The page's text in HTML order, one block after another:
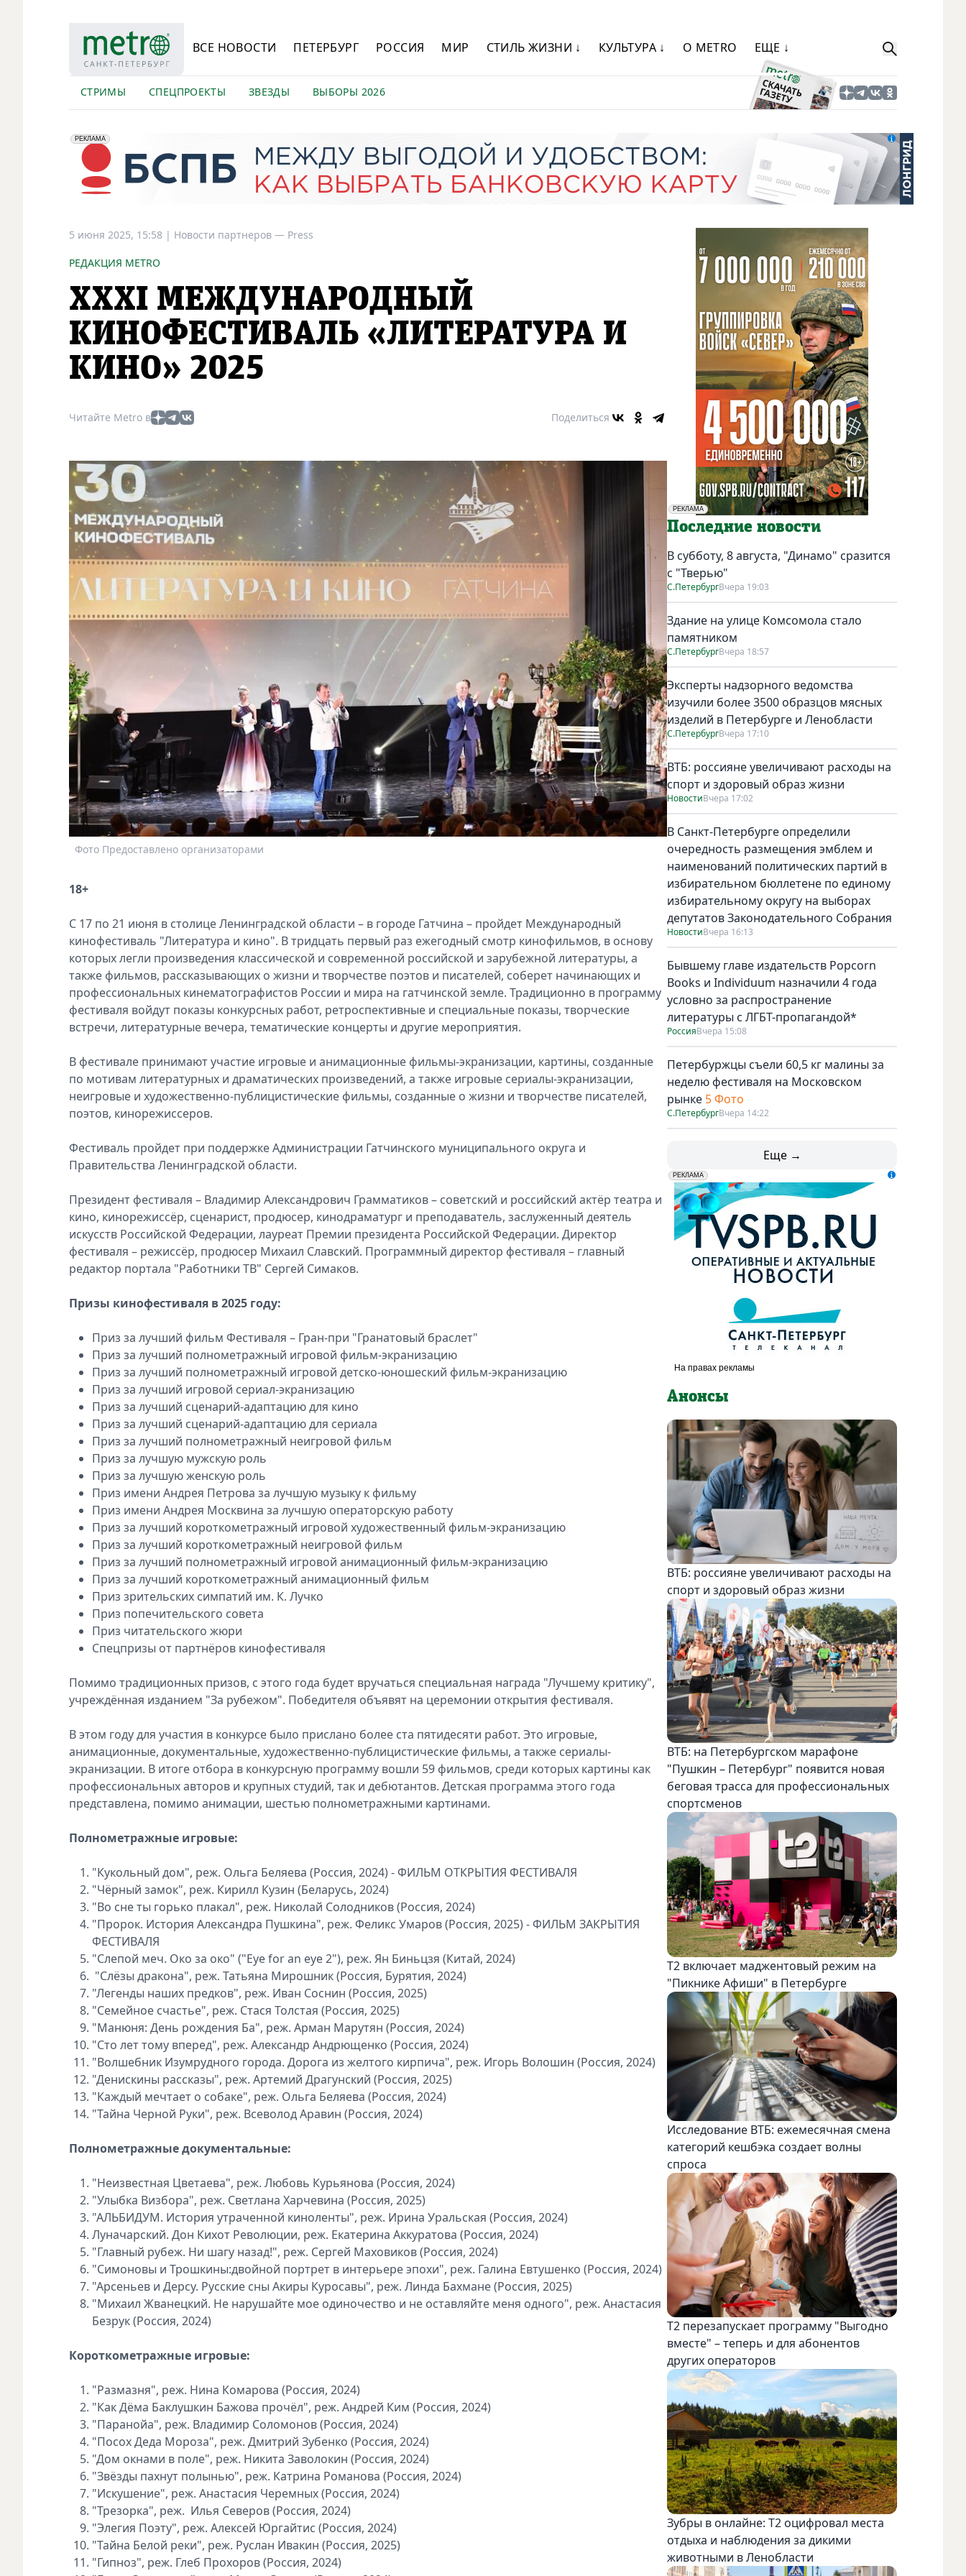
ВСЕ НОВОСТИ ПЕТЕРБУРГ РОССИЯ МИР СТИЛЬ ЖИЗНИ ↓ КУЛЬТУРА ↓ О METRO ЕЩЕ ↓
СТРИМЫ СПЕЦПРОЕКТЫ ЗВЕЗДЫ ВЫБОРЫ 2026
erid: 2VfnxyFybV5
РЕКЛАМА
ПАО "Банк "Санкт-Петербург", ИНН: 7831000027
5 июня 2025, 15:58 | Новости партнеров — Press
РЕДАКЦИЯ METRO
XХXI МЕЖДУНАРОДНЫЙ
КИНОФЕСТИВАЛЬ «ЛИТЕРАТУРА И
КИНО» 2025
Читайте Metro в Поделиться
Фото Предоставлено организаторами
18+
С 17 по 21 июня в столице Ленинградской области – в городе Гатчина – пройдет Международный
кинофестиваль "Литература и кино". В тридцать первый раз ежегодный смотр кинофильмов, в основу
которых легли произведения классической и современной российской и зарубежной литературы, а
также фильмов, рассказывающих о жизни и творчестве поэтов и писателей, соберет начинающих и
профессиональных кинематографистов России и мира на гатчинской земле. Традиционно в программу
фестиваля войдут показы конкурсных работ, ретроспективные и специальные показы, творческие
встречи, литературные вечера, тематические концерты и другие мероприятия.
В фестивале принимают участие игровые и анимационные фильмы-экранизации, картины, созданные
по мотивам литературных и драматических произведений, а также игровые сериалы-экранизации,
неигровые и художественно-публицистические фильмы, созданные о жизни и творчестве писателей,
поэтов, кинорежиссеров.
Фестиваль пройдет при поддержке Администрации Гатчинского муниципального округа и
Правительства Ленинградской области.
Президент фестиваля – Владимир Александрович Грамматиков – советский и российский актёр театра и
кино, кинорежиссёр, сценарист, продюсер, кинодраматург и преподаватель, заслуженный деятель
искусств Российской Федерации, лауреат Премии президента Российской Федерации. Директор
фестиваля – режиссёр, продюсер Михаил Славский. Программный директор фестиваля – главный
редактор портала "Работники ТВ" Сергей Симаков.
Призы кинофестиваля в 2025 году:
Приз за лучший фильм Фестиваля – Гран-при "Гранатовый браслет"
Приз за лучший полнометражный игровой фильм-экранизацию
Приз за лучший полнометражный игровой детско-юношеский фильм-экранизацию
Приз за лучший игровой сериал-экранизацию
Приз за лучший сценарий-адаптацию для кино
Приз за лучший сценарий-адаптацию для сериала
Приз за лучший полнометражный неигровой фильм
Приз за лучшую мужскую роль
Приз за лучшую женскую роль
Приз имени Андрея Петрова за лучшую музыку к фильму
Приз имени Андрея Москвина за лучшую операторскую работу
Приз за лучший короткометражный игровой художественный фильм-экранизацию
Приз за лучший короткометражный неигровой фильм
Приз за лучший полнометражный игровой анимационный фильм-экранизацию
Приз за лучший короткометражный анимационный фильм
Приз зрительских симпатий им. К. Лучко
Приз попечительского совета
Приз читательского жюри
Спецпризы от партнёров кинофестиваля
Помимо традиционных призов, с этого года будет вручаться специальная награда "Лучшему критику",
учреждённая изданием "За рубежом". Победителя объявят на церемонии открытия фестиваля.
В этом году для участия в конкурсе было прислано более ста пятидесяти работ. Это игровые,
анимационные, документальные, художественно-публицистические фильмы, а также сериалы-
экранизации. В итоге отбора в конкурсную программу вошли 59 фильмов, среди которых картины как
профессиональных авторов и крупных студий, так и дебютантов. Детская программа этого года
представлена, помимо анимации, шестью полнометражными картинами.
Полнометражные игровые:
"Кукольный дом", реж. Ольга Беляева (Россия, 2024) - ФИЛЬМ ОТКРЫТИЯ ФЕСТИВАЛЯ
"Чёрный замок", реж. Кирилл Кузин (Беларусь, 2024)
"Во сне ты горько плакал", реж. Николай Солодников (Россия, 2024)
"Пророк. История Александра Пушкина", реж. Феликс Умаров (Россия, 2025) - ФИЛЬМ ЗАКРЫТИЯ
ФЕСТИВАЛЯ
"Слепой меч. Око за око" ("Eye for an eye 2"), реж. Ян Биньцзя (Китай, 2024)
"Слёзы дракона", реж. Татьяна Мирошник (Россия, Бурятия, 2024)
"Легенды наших предков", реж. Иван Соснин (Россия, 2025)
"Семейное счастье", реж. Стася Толстая (Россия, 2025)
"Манюня: День рождения Ба", реж. Арман Марутян (Россия, 2024)
"Сто лет тому вперед", реж. Александр Андрющенко (Россия, 2024)
"Волшебник Изумрудного города. Дорога из желтого кирпича", реж. Игорь Волошин (Россия, 2024)
"Денискины рассказы", реж. Артемий Драгунский (Россия, 2025)
"Каждый мечтает о собаке", реж. Ольга Беляева (Россия, 2024)
"Тайна Черной Руки", реж. Всеволод Аравин (Россия, 2024)
Полнометражные документальные:
"Неизвестная Цветаева", реж. Любовь Курьянова (Россия, 2024)
"Улыбка Визбора", реж. Светлана Харчевина (Россия, 2025)
"АЛЬБИДУМ. История утраченной киноленты", реж. Ирина Уральская (Россия, 2024)
Луначарский. Дон Кихот Революции, реж. Екатерина Аккуратова (Россия, 2024)
"Главный рубеж. Ни шагу назад!", реж. Сергей Маховиков (Россия, 2024)
"Симоновы и Трошкины:двойной портрет в интерьере эпохи", реж. Галина Евтушенко (Россия, 2024)
"Арсеньев и Дерсу. Русские сны Акиры Куросавы", реж. Линда Бахмане (Россия, 2025)
"Михаил Жванецкий. Не нарушайте мое одиночество и не оставляйте меня одного", реж. Анастасия
Безрук (Россия, 2024)
Короткометражные игровые:
"Размазня", реж. Нина Комарова (Россия, 2024)
"Как Дёма Баклушкин Бажова прочёл", реж. Андрей Ким (Россия, 2024)
"Паранойа", реж. Владимир Соломонов (Россия, 2024)
"Посох Деда Мороза", реж. Дмитрий Зубенко (Россия, 2024)
"Дом окнами в поле", реж. Никита Заволокин (Россия, 2024)
"Звёзды пахнут полынью", реж. Катрина Романова (Россия, 2024)
"Искушение", реж. Анастасия Черемных (Россия, 2024)
"Трезорка", реж. Илья Северов (Россия, 2024)
"Элегия Поэту", реж. Алексей Юргайтис (Россия, 2024)
"Тайна Белой реки", реж. Руслан Ивакин (Россия, 2025)
"Гипноз", реж. Глеб Прохоров (Россия, 2024)
РЕКЛАМА
Социальная реклама
Последние новости
В субботу, 8 августа, "Динамо" сразится
с "Тверью"
С.ПетербургВчера 19:03
Здание на улице Комсомола стало
памятником
С.ПетербургВчера 18:57
Эксперты надзорного ведомства
изучили более 3500 образцов мясных
изделий в Петербурге и Ленобласти
С.ПетербургВчера 17:10
ВТБ: россияне увеличивают расходы на
спорт и здоровый образ жизни
НовостиВчера 17:02
В Санкт-Петербурге определили
очередность размещения эмблем и
наименований политических партий в
избирательном бюллетене по единому
избирательному округу на выборах
депутатов Законодательного Собрания
НовостиВчера 16:13
Бывшему главе издательств Popcorn
Books и Individuum назначили 4 года
условно за распространение
литературы с ЛГБТ-пропагандой*
РоссияВчера 15:08
Петербуржцы съели 60,5 кг малины за
неделю фестиваля на Московском
рынке 5 Фото
С.ПетербургВчера 14:22
Еще →
erid: LdtCK5udn
РЕКЛАМА
АО "ГАТР", ИНН: 7841320717
Анонсы
ВТБ: россияне увеличивают расходы на
спорт и здоровый образ жизни
ВТБ: на Петербургском марафоне
"Пушкин – Петербург" появится новая
беговая трасса для профессиональных
спортсменов
Т2 включает маджентовый режим на
"Пикнике Афиши" в Петербурге
Исследование ВТБ: ежемесячная смена
категорий кешбэка создает волны
спроса
Т2 перезапускает программу "Выгодно
вместе" – теперь и для абонентов
других операторов
Зубры в онлайне: Т2 оцифровал места
отдыха и наблюдения за дикими
животными в Ленобласти